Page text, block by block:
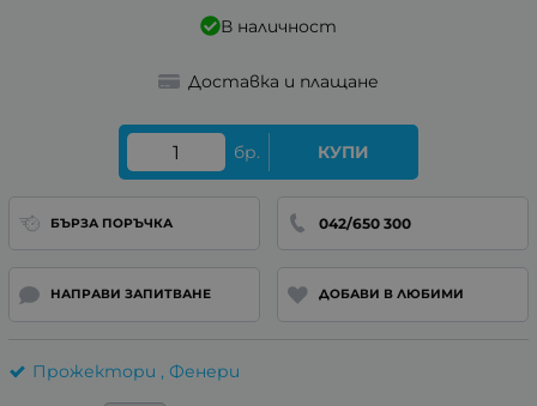
В наличност
Доставка и плащане
бр. КУПИ
БЪРЗА ПОРЪЧКА 042/650 300
НАПРАВИ ЗАПИТВАНЕ ДОБАВИ В ЛЮБИМИ
Прожектори , Фенери